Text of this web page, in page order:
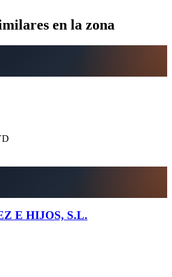
en la zona
E HIJOS, S.L.